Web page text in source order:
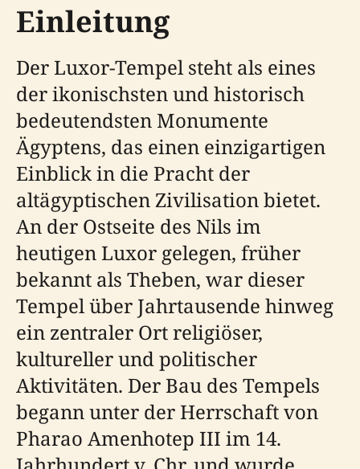
Einleitung
Der Luxor-Tempel steht als eines
der ikonischsten und historisch
bedeutendsten Monumente
Ägyptens, das einen einzigartigen
Einblick in die Pracht der
altägyptischen Zivilisation bietet.
An der Ostseite des Nils im
heutigen Luxor gelegen, früher
bekannt als Theben, war dieser
Tempel über Jahrtausende hinweg
ein zentraler Ort religiöser,
kultureller und politischer
Aktivitäten. Der Bau des Tempels
begann unter der Herrschaft von
Pharao Amenhotep III im 14.